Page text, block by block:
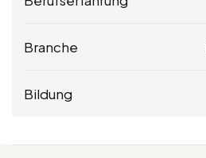
Branche
Bildung